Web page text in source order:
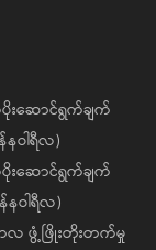
းဆောင်ရွက်ချက်
နဝါရီလ)
းဆောင်ရွက်ချက်
နဝါရီလ)
လ ဖွံ့ဖြိုးတိုးတက်မှု